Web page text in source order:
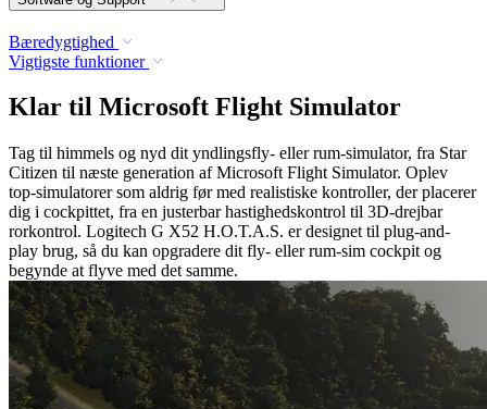
Bæredygtighed
Vigtigste funktioner
Klar til Microsoft Flight Simulator
Tag til himmels og nyd dit yndlingsfly- eller rum-simulator, fra Star
Citizen til næste generation af Microsoft Flight Simulator. Oplev
top-simulatorer som aldrig før med realistiske kontroller, der placerer
dig i cockpittet, fra en justerbar hastighedskontrol til 3D-drejbar
rorkontrol. Logitech G X52 H.O.T.A.S. er designet til plug-and-
play brug, så du kan opgradere dit fly- eller rum-sim cockpit og
begynde at flyve med det samme.